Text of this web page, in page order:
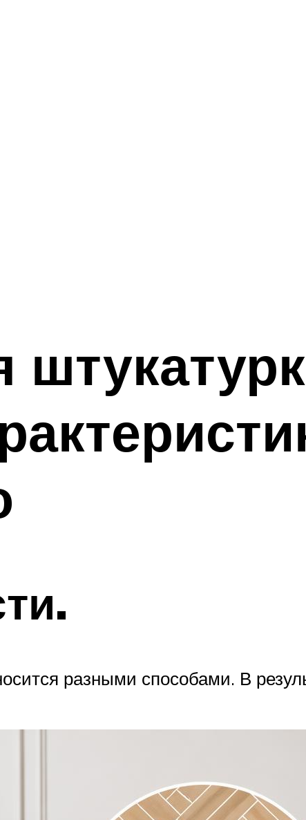
разными способами. В